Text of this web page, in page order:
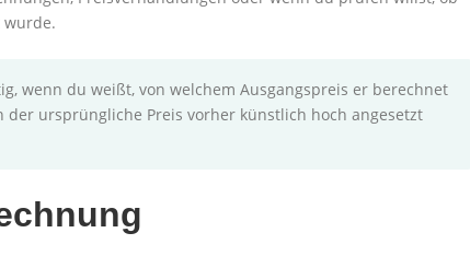
wenn du weißt, von welchem Ausgangspreis er berechnet
ursprüngliche Preis vorher künstlich hoch angesetzt